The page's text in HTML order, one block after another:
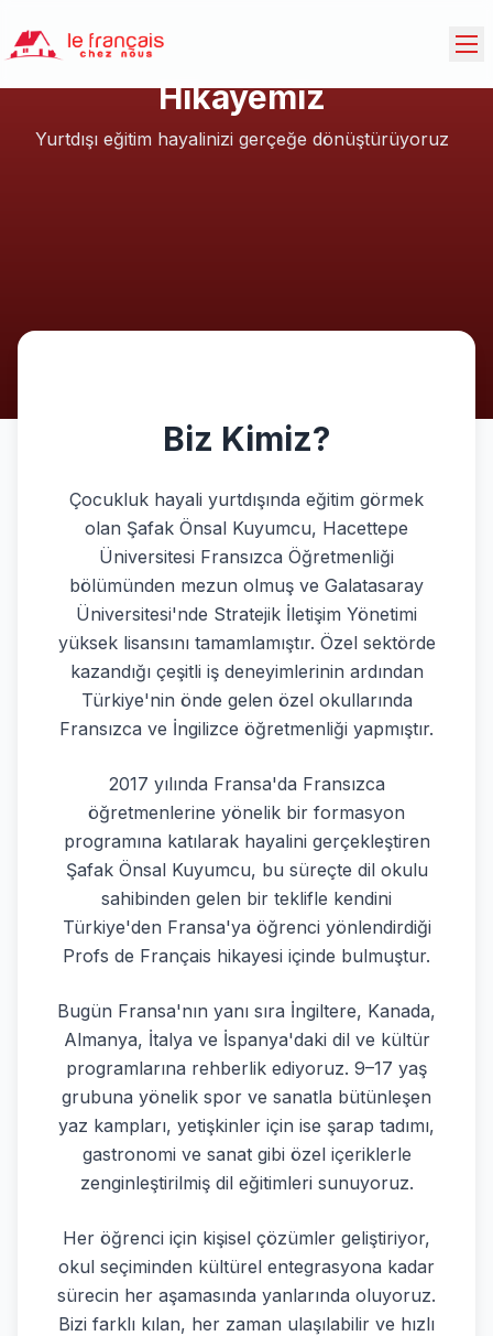
Hikayemiz
Yurtdışı eğitim hayalinizi gerçeğe dönüştürüyoruz
Biz Kimiz?
Çocukluk hayali yurtdışında eğitim görmek
olan Şafak Önsal Kuyumcu, Hacettepe
Üniversitesi Fransızca Öğretmenliği
bölümünden mezun olmuş ve Galatasaray
Üniversitesi'nde Stratejik İletişim Yönetimi
yüksek lisansını tamamlamıştır. Özel sektörde
kazandığı çeşitli iş deneyimlerinin ardından
Türkiye'nin önde gelen özel okullarında
Fransızca ve İngilizce öğretmenliği yapmıştır.
2017 yılında Fransa'da Fransızca
öğretmenlerine yönelik bir formasyon
programına katılarak hayalini gerçekleştiren
Şafak Önsal Kuyumcu, bu süreçte dil okulu
sahibinden gelen bir teklifle kendini
Türkiye'den Fransa'ya öğrenci yönlendirdiği
Profs de Français hikayesi içinde bulmuştur.
Bugün Fransa'nın yanı sıra İngiltere, Kanada,
Almanya, İtalya ve İspanya'daki dil ve kültür
programlarına rehberlik ediyoruz. 9–17 yaş
grubuna yönelik spor ve sanatla bütünleşen
yaz kampları, yetişkinler için ise şarap tadımı,
gastronomi ve sanat gibi özel içeriklerle
zenginleştirilmiş dil eğitimleri sunuyoruz.
Her öğrenci için kişisel çözümler geliştiriyor,
okul seçiminden kültürel entegrasyona kadar
sürecin her aşamasında yanlarında oluyoruz.
Bizi farklı kılan, her zaman ulaşılabilir ve hızlı